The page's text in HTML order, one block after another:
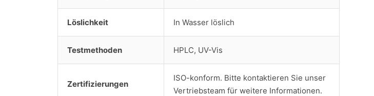
Löslichkeit In Wasser löslich
Testmethoden HPLC, UV-Vis
Zertifizierungen
ISO-konform. Bitte kontaktieren Sie unser
Vertriebsteam für weitere Informationen.